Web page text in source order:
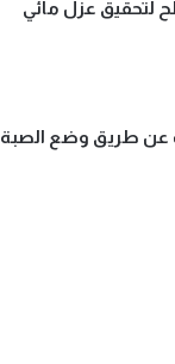
لتحقيق عزل مائي
عن طريق وضع الصبة